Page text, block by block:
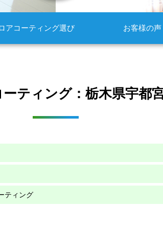
アコーティング選び お客様の声
ーティング：栃木県宇都
ティング